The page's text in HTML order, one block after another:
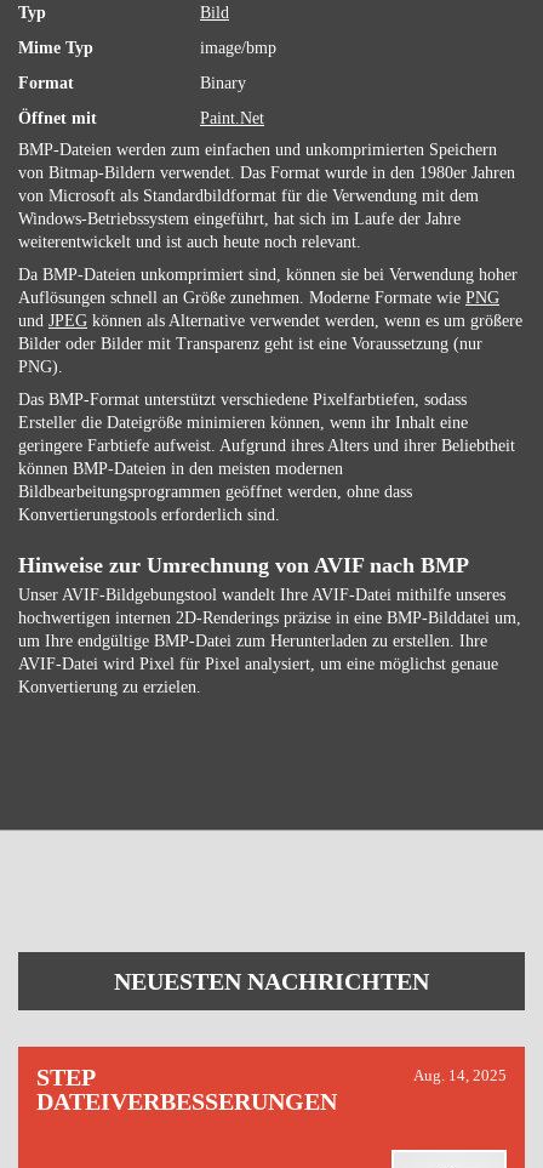
Typ
Bild
Mime Typ
image/bmp
Format
Binary
Öffnet mit
Paint.Net
BMP-Dateien werden zum einfachen und unkomprimierten Speichern
von Bitmap-Bildern verwendet. Das Format wurde in den 1980er Jahren
von Microsoft als Standardbildformat für die Verwendung mit dem
Windows-Betriebssystem eingeführt, hat sich im Laufe der Jahre
weiterentwickelt und ist auch heute noch relevant.
Da BMP-Dateien unkomprimiert sind, können sie bei Verwendung hoher
Auflösungen schnell an Größe zunehmen. Moderne Formate wie PNG
und JPEG können als Alternative verwendet werden, wenn es um größere
Bilder oder Bilder mit Transparenz geht ist eine Voraussetzung (nur
PNG).
Das BMP-Format unterstützt verschiedene Pixelfarbtiefen, sodass
Ersteller die Dateigröße minimieren können, wenn ihr Inhalt eine
geringere Farbtiefe aufweist. Aufgrund ihres Alters und ihrer Beliebtheit
können BMP-Dateien in den meisten modernen
Bildbearbeitungsprogrammen geöffnet werden, ohne dass
Konvertierungstools erforderlich sind.
Hinweise zur Umrechnung von AVIF nach BMP
Unser AVIF-Bildgebungstool wandelt Ihre AVIF-Datei mithilfe unseres
hochwertigen internen 2D-Renderings präzise in eine BMP-Bilddatei um,
um Ihre endgültige BMP-Datei zum Herunterladen zu erstellen. Ihre
AVIF-Datei wird Pixel für Pixel analysiert, um eine möglichst genaue
Konvertierung zu erzielen.
NEUESTEN NACHRICHTEN
STEP
DATEIVERBESSERUNGEN
Aug. 14, 2025